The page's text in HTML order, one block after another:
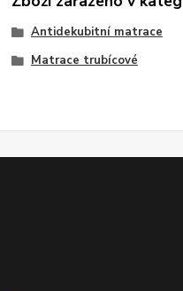
Antidekubitní matrace
Matrace trubícové